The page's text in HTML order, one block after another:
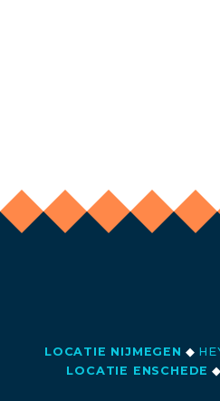
LOCATIE NIJMEGEN ◆
LOCATIE ENSCHEDE ◆